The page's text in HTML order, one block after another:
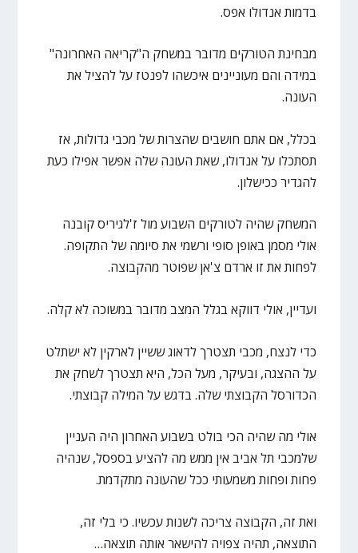
בדמות אנדולו אפס.
מבחינת הטורקים מדובר במשחק ה"קריאה האחרונה"
במידה והם מעוניינים איכשהו לפנטז על להציל את
העונה.
בכלל, אם אתם חושבים שהצרות של מכבי גדולות, אז
תסתכלו על אנדולו, שאת העונה שלה אפשר אפילו כעת
להגדיר ככישלון.
המשחק שהיה לטורקים השבוע מול ז'לגיריס קובנה
אולי מסמן באופן סופי ורשמי את סיומה של התקופה.
לפחות את זו ארדם צ'אן שפוטר מהקבוצה.
ועדיין, אולי דווקא בגלל המצב מדובר במשוכה לא קלה.
כדי לנצח, מכבי תצטרך לדאוג ששיין לארקין לא ישתלט
על ההצגה, ובעיקר, מעל הכל, היא תצטרך לשחק את
הכדורסל הקבוצתי שלה. בדגש על המילה קבוצתי.
אולי מה שהיה הכי בולט בשבוע האחרון היה העניין
שלמכבי תל אביב אין ממש מה להציע בספסל, שנהיה
פחות ופחות משמעותי ככל שהעונה מתקדמת.
ואת זה, הקבוצה צריכה לשנות עכשיו. כי בלי זה,
התוצאה, תהיה צפויה להישאר אותה תוצאה…